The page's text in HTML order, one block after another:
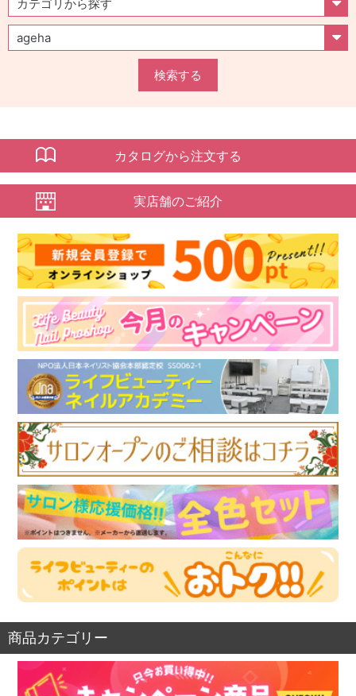
検索する
カタログから注文する
実店舗のご紹介
商品カテゴリー